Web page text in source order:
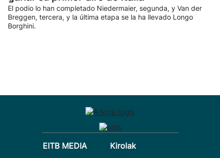
El podio lo han completado Niedermaier, segunda, y Van der
Breggen, tercera, y la última etapa se la ha llevado Longo
Borghini.
EITB MEDIA
Kirolak